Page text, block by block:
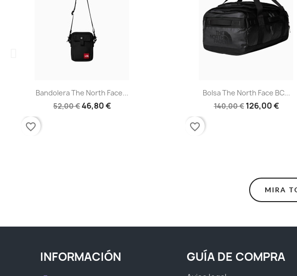
Vista rápida
Bandolera The North Face...
52,00 €46,80 €
favorite_border
Vista rápida
Bolsa The North Face BC...
140,00 € 126,00 €
favorite_border
MIRA
INFORMACIÓN GUÍA DE COMPRA